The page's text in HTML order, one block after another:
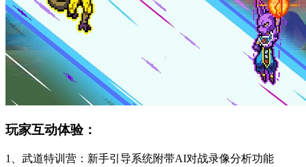
玩家互动体验：
1、武道特训营：新手引导系统附带AI对战录像分析功能